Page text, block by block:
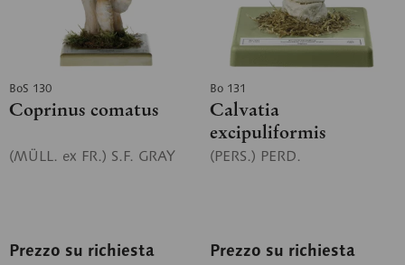
BoS 130
Coprinus comatus
(MÜLL. ex FR.) S.F. GRAY
Prezzo su richiesta
Bo 131
Calvatia
excipuliformis
(PERS.) PERD.
Prezzo su richiesta